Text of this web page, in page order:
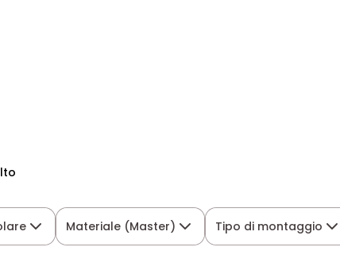
Materiale (Master) Tipo di montaggio